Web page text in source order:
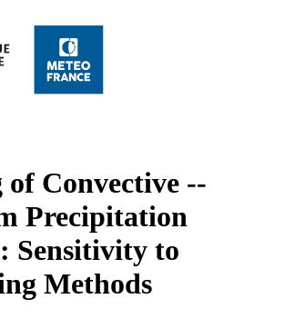
Convective --
Precipitation
Sensitivity to
Methods